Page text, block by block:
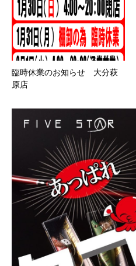
臨時休業のお知らせ 大分萩
原店